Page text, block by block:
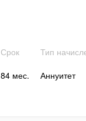
Срок
84 мес.
Тип
Аннуитет